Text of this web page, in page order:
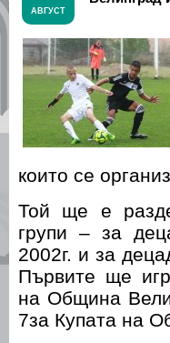
АВГУСТ
които се
Той ще е
групи – за
2002г. и за
Първите ще
на Община
7за Купата на